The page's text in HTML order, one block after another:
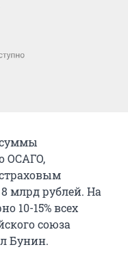
суммы
ОСАГО,
млрд рублей. На
10-15% всех
союза
Бунин.